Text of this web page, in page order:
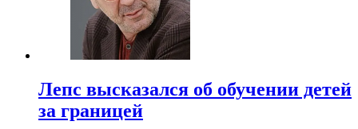
Лепс высказался об обучении детей
за границей